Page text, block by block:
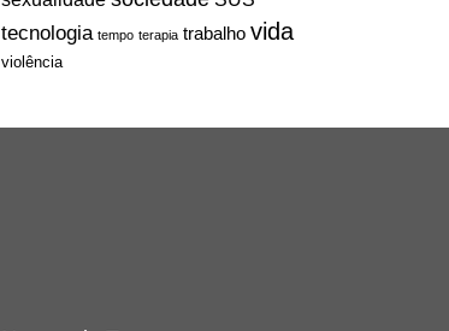
tecnologia tempo terapia trabalho vida
violência